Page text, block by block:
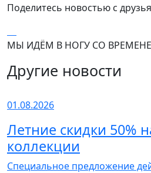
Поделитесь новостью с
МЫ ИДЁМ В НОГУ СО
Другие новости
01.08.2026
Летние скидки 50%
коллекции
Специальное предложение